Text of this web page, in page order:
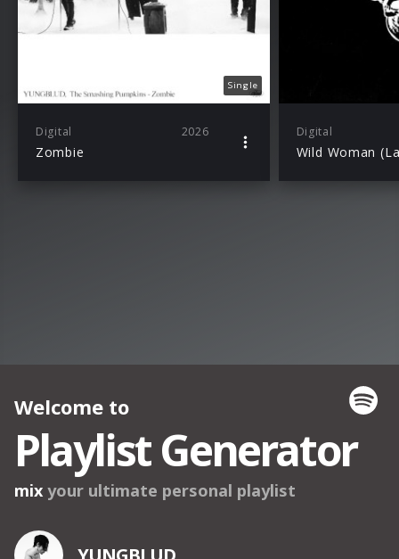
Single
Digital 2026
Zombie
Digital